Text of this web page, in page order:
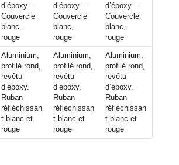
d’époxy –
Couvercle
blanc,
rouge
d’époxy –
Couvercle
blanc,
rouge
d’époxy –
Couvercle
blanc,
rouge
Aluminium,
profilé rond,
revêtu
d’époxy.
Ruban
réfléchissan
t blanc et
rouge
Aluminium,
profilé rond,
revêtu
d’époxy.
Ruban
réfléchissan
t blanc et
rouge
Aluminium,
profilé rond,
revêtu
d’époxy.
Ruban
réfléchissan
t blanc et
rouge